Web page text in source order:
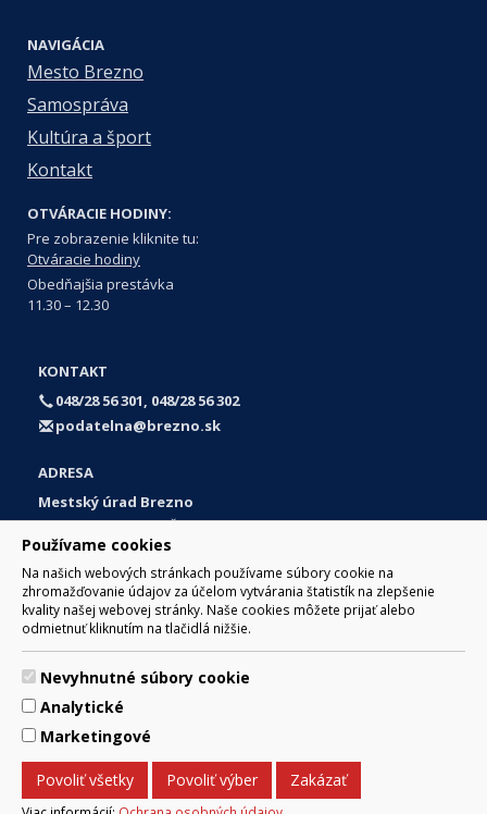
Používame cookies
Na našich webových stránkach používame súbory cookie na
zhromažďovanie údajov za účelom vytvárania štatistík na zlepšenie
kvality našej webovej stránky. Naše cookies môžete prijať alebo
odmietnuť kliknutím na tlačidlá nižšie.
Nevyhnutné súbory cookie
Analytické
Marketingové
Povoliť všetky Povoliť výber Zakázať
NAVIGÁCIA
Mesto Brezno
Samospráva
Kultúra a šport
Kontakt
OTVÁRACIE HODINY:
Pre zobrazenie kliknite tu:
Otváracie hodiny
Obedňajšia prestávka
11.30 – 12.30
KONTAKT
048/28 56 301, 048/28 56 302
podatelna@brezno.sk
ADRESA
Mestský úrad Brezno
Námestie gen. M. R. Štefánika 1
977 01 Brezno
Slovakia (Slovak Republic)
© 2017 Mesto Brezno, Námestie gen. M. R. Štefánika 1, Brezno
977 01 Tel.: 048/28 56 301, 048/28 56 302 Email:
Za obsah zodpovedá Mesto Brezno. Technický prevádzkovateľ:
Arrabella, s.r.o. , Pod Donátom 12/136 Žiar nad Hronom 965 01
podpora@internetova-stranka.sk
Prehlásenie o prístupnosti
Ochrana osobných údajov